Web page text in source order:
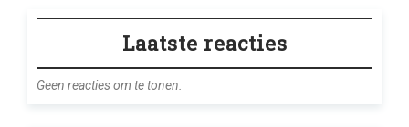
Laatste reacties
Geen reacties om te tonen.